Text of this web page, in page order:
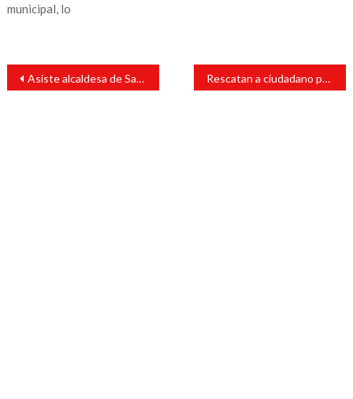
municipal, lo
Navegación
entradas
Asiste alcaldesa de San Andrés Tuxtla a entrega de medalla “Heberto Castillo Martínez”. Rescatan a ciudadano privado de su libertad en San Andrés Tuxtla